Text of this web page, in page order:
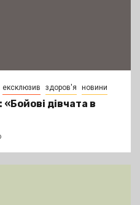
ексклюзив здоров'я новини
дівчата в